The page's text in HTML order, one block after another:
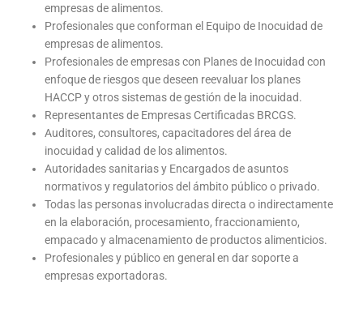
empresas de alimentos.
Profesionales que conforman el Equipo de Inocuidad de
empresas de alimentos.
Profesionales de empresas con Planes de Inocuidad con
enfoque de riesgos que deseen reevaluar los planes
HACCP y otros sistemas de gestión de la inocuidad.
Representantes de Empresas Certificadas BRCGS.
Auditores, consultores, capacitadores del área de
inocuidad y calidad de los alimentos.
Autoridades sanitarias y Encargados de asuntos
normativos y regulatorios del ámbito público o privado.
Todas las personas involucradas directa o indirectamente
en la elaboración, procesamiento, fraccionamiento,
empacado y almacenamiento de productos alimenticios.
Profesionales y público en general en dar soporte a
empresas exportadoras.